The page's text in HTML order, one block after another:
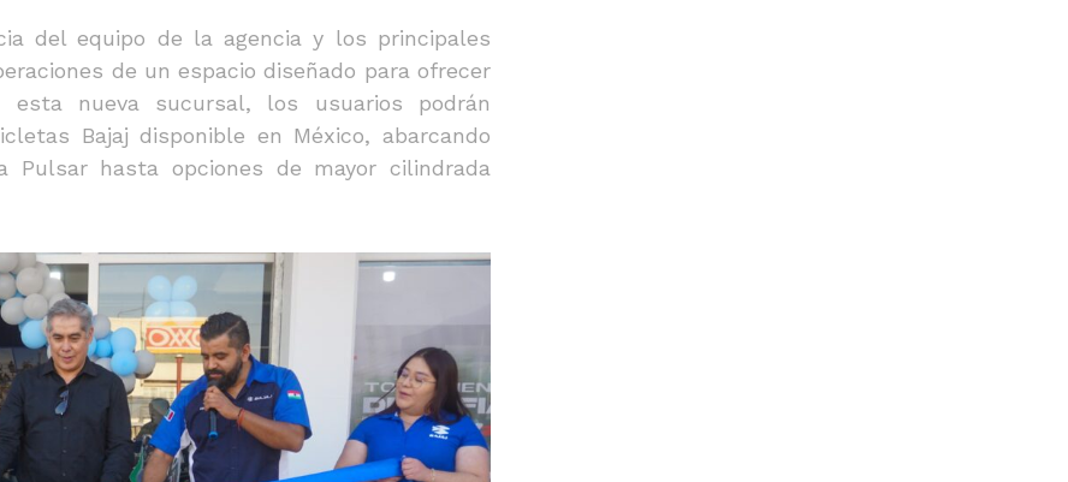
del equipo de la agencia y los principales
de un espacio diseñado para ofrecer
nueva sucursal, los usuarios podrán
Bajaj disponible en México, abarcando
hasta opciones de mayor cilindrada